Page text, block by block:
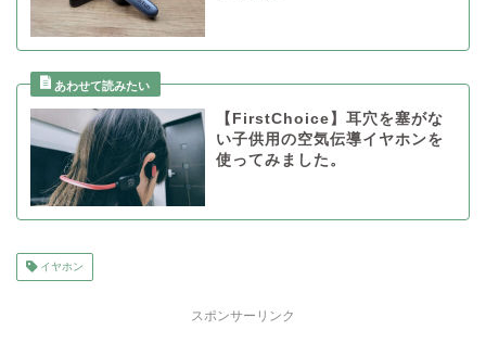
【FirstChoice】耳穴を塞がな
い子供用の空気伝導イヤホンを
使ってみました。
イヤホン
スポンサーリンク